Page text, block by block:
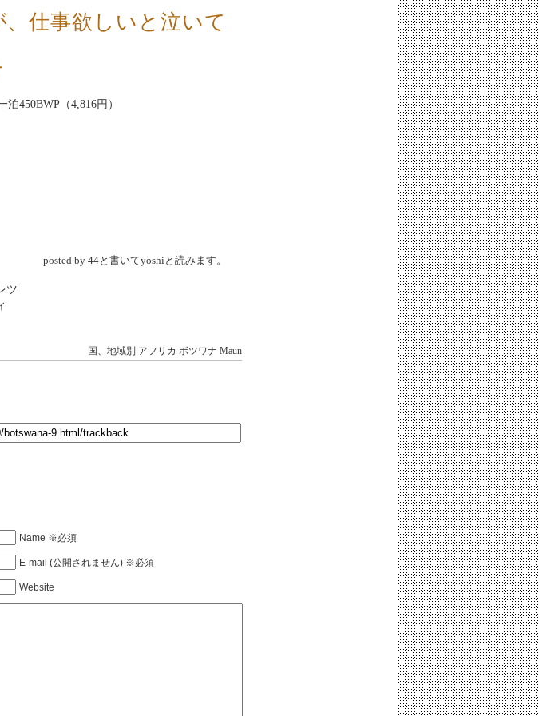
仕事欲しいと泣いて
450BWP（4,816円）
posted by 44と書いてyoshiと読みます。
ツ
国、地域別 アフリカ ボツワナ Maun
Name ※必須
E-mail (公開されません) ※必須
Website